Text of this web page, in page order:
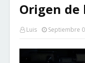
Origen de
Luis Septiembre